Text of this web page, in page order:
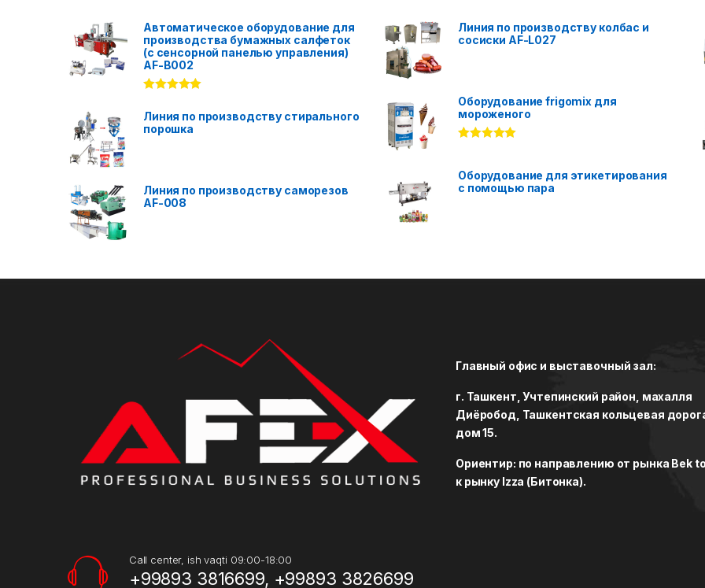
Автоматическое оборудование для
производства бумажных салфеток
(с сенсорной панелью управления)
AF-B002
out of 5
Линия по производству стирального
порошка
Линия по производству саморезов
AF-008
Линия по производству колбас и
сосиски AF-L027
Оборудование frigomix для
мороженого
Оборудование для этикетирования
с помощью пара
Call center, ish vaqti 09:00-18:00
+99893 3816699, +99893 3826699
Главный офис и выставочный зал:
г. Ташкент, Учтепинский район, махалля
Диёробод, Ташкентская кольцевая
дом 15.
Ориентир: по направлению от рынка Bek
к рынку Izza (Битонка).